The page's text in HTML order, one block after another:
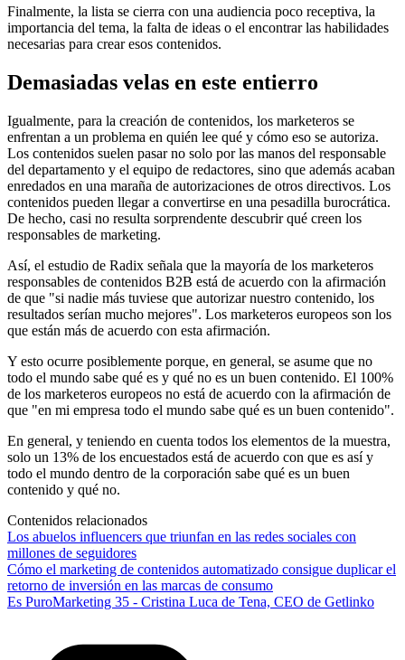
Finalmente, la lista se cierra con una audiencia poco receptiva, la
importancia del tema, la falta de ideas o el encontrar las habilidades
necesarias para crear esos contenidos.
Demasiadas velas en este entierro
Igualmente, para la creación de contenidos, los marketeros se
enfrentan a un problema en quién lee qué y cómo eso se autoriza.
Los contenidos suelen pasar no solo por las manos del responsable
del departamento y el equipo de redactores, sino que además acaban
enredados en una maraña de autorizaciones de otros directivos. Los
contenidos pueden llegar a convertirse en una pesadilla burocrática.
De hecho, casi no resulta sorprendente descubrir qué creen los
responsables de marketing.
Así, el estudio de Radix señala que la mayoría de los marketeros
responsables de contenidos B2B está de acuerdo con la afirmación
de que "si nadie más tuviese que autorizar nuestro contenido, los
resultados serían mucho mejores". Los marketeros europeos son los
que están más de acuerdo con esta afirmación.
Y esto ocurre posiblemente porque, en general, se asume que no
todo el mundo sabe qué es y qué no es un buen contenido. El 100%
de los marketeros europeos no está de acuerdo con la afirmación de
que "en mi empresa todo el mundo sabe qué es un buen contenido".
En general, y teniendo en cuenta todos los elementos de la muestra,
solo un 13% de los encuestados está de acuerdo con que es así y
todo el mundo dentro de la corporación sabe qué es un buen
contenido y qué no.
Contenidos relacionados
Los abuelos influencers que triunfan en las redes sociales con
millones de seguidores
Cómo el marketing de contenidos automatizado consigue duplicar el
retorno de inversión en las marcas de consumo
Es PuroMarketing 35 - Cristina Luca de Tena, CEO de Getlinko